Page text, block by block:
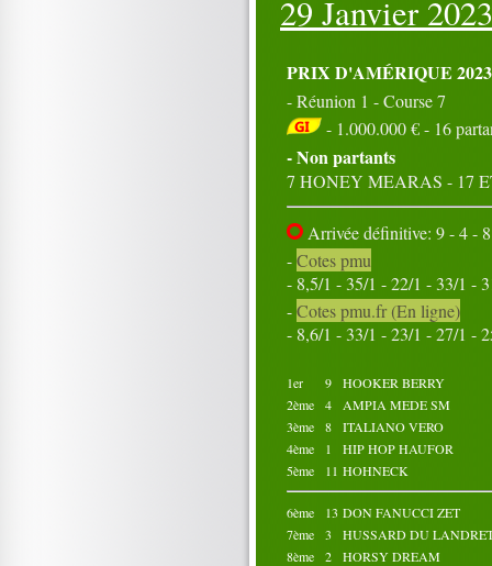
29 Janvier
PRIX D'AMÉRIQUE 2023
- Réunion 1 - Course 7
- 1.000.000 € - 16
- Non partants
7 HONEY MEARAS - 17
Arrivée définitive: 9 - 4 -
-Cotes pmu
- 8,5/1 - 35/1 - 22/1 - 33/1 -
-Cotes pmu.fr (En ligne)
- 8,6/1 - 33/1 - 23/1 - 27/1 -
1er 9
HOOKER BERRY
2ème
4
AMPIA MEDE SM
3ème
8
ITALIANO VERO
4ème
1
HIP HOP HAUFOR
5ème
11 HOHNECK
6ème 13 DON FANUCCI ZET
7ème
3
HUSSARD DU
8ème
2
HORSY DREAM